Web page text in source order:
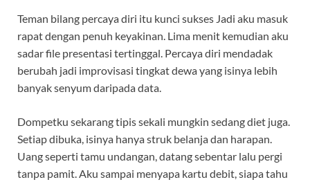
Teman bilang percaya diri itu kunci sukses Jadi aku masuk
rapat dengan penuh keyakinan. Lima menit kemudian aku
sadar file presentasi tertinggal. Percaya diri mendadak
berubah jadi improvisasi tingkat dewa yang isinya lebih
banyak senyum daripada data.
Dompetku sekarang tipis sekali mungkin sedang diet juga.
Setiap dibuka, isinya hanya struk belanja dan harapan.
Uang seperti tamu undangan, datang sebentar lalu pergi
tanpa pamit. Aku sampai menyapa kartu debit, siapa tahu